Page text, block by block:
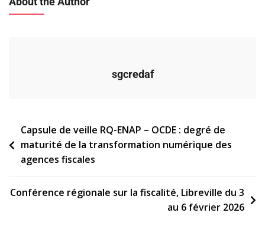
sgcredaf
Navigation
de
l’article
Capsule de veille RQ-ENAP – OCDE : degré de
maturité de la transformation numérique des
agences fiscales
Conférence régionale sur la fiscalité, Libreville du 3
au 6 février 2026